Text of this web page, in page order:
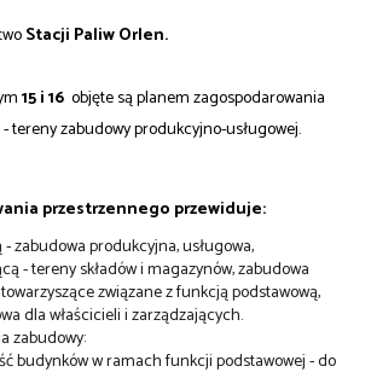
Stacji Paliw Orlen.
15 i 16 objęte są planem zagospodarowania
- tereny zabudowy produkcyjno-usługowej.
przestrzennego przewiduje:
zabudowa produkcyjna, usługowa,
- tereny składów i magazynów, zabudowa
związane z funkcją podstawową,
dla właścicieli i zarządzających.
zabudowy:
budynków w ramach funkcji podstawowej - do